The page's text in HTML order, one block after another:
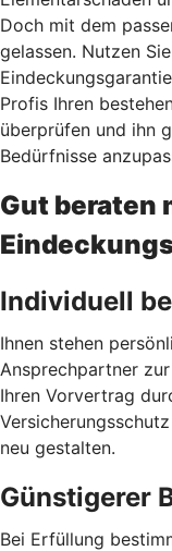
Doch mit dem
gelassen. Nutzen
Profis Ihren
überprüfen und ihn
Bedürfnisse
Gut beraten
Individuell
Ihnen stehen
Ansprechpartner
Ihren Vorvertrag
neu gestalten.
Günstigerer
Bei Erfüllung